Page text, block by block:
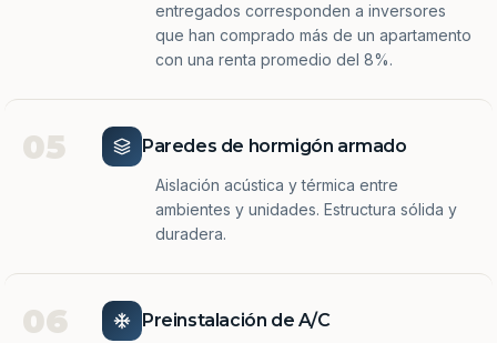
entregados corresponden a inversores
que han comprado más de un apartamento
con una renta promedio del 8%.
05 Paredes de hormigón armado
Aislación acústica y térmica entre
ambientes y unidades. Estructura sólida y
duradera.
06 Preinstalación de A/C